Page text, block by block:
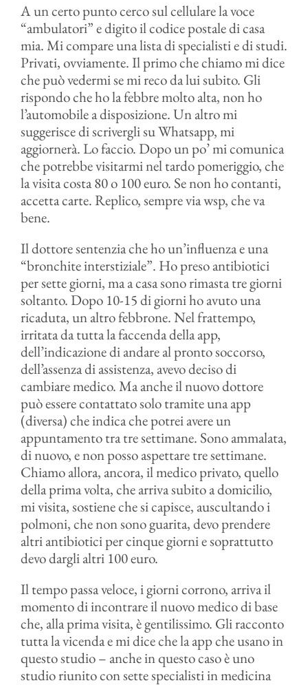
A un certo punto cerco sul cellulare la voce
“ambulatori” e digito il codice postale di casa
mia. Mi compare una lista di specialisti e di studi.
Privati, ovviamente. Il primo che chiamo mi dice
che può vedermi se mi reco da lui subito. Gli
rispondo che ho la febbre molto alta, non ho
l’automobile a disposizione. Un altro mi
suggerisce di scrivergli su Whatsapp, mi
aggiornerà. Lo faccio. Dopo un po’ mi comunica
che potrebbe visitarmi nel tardo pomeriggio, che
la visita costa 80 o 100 euro. Se non ho contanti,
accetta carte. Replico, sempre via wsp, che va
bene.
Il dottore sentenzia che ho un’influenza e una
“bronchite interstiziale”. Ho preso antibiotici
per sette giorni, ma a casa sono rimasta tre giorni
soltanto. Dopo 10-15 di giorni ho avuto una
ricaduta, un altro febbrone. Nel frattempo,
irritata da tutta la faccenda della app,
dell’indicazione di andare al pronto soccorso,
dell’assenza di assistenza, avevo deciso di
cambiare medico. Ma anche il nuovo dottore
può essere contattato solo tramite una app
(diversa) che indica che potrei avere un
appuntamento tra tre settimane. Sono ammalata,
di nuovo, e non posso aspettare tre settimane.
Chiamo allora, ancora, il medico privato, quello
della prima volta, che arriva subito a domicilio,
mi visita, sostiene che si capisce, auscultando i
polmoni, che non sono guarita, devo prendere
altri antibiotici per cinque giorni e soprattutto
devo dargli altri 100 euro.
Il tempo passa veloce, i giorni corrono, arriva il
momento di incontrare il nuovo medico di base
che, alla prima visita, è gentilissimo. Gli racconto
tutta la vicenda e mi dice che la app che usano in
questo studio – anche in questo caso è uno
studio riunito con sette specialisti in medicina